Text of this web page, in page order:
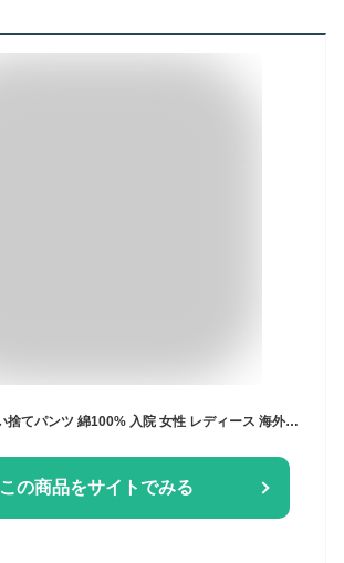
【7枚セット】使い捨てパンツ 綿100% 入院 女性 レディース 海外旅行 使い捨て パンツ 7枚入 綿 使い捨て ショーツ 個別包装 コットン 下着 業務 施術用 旅行用 修学旅行 携帯 介護 消耗品 インナー 携帯用 災害 便利 持ち運び 非常時
この商品をサイトでみる